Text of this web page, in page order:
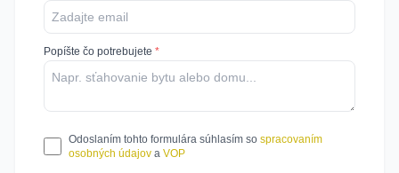
Popíšte čo potrebujete *
Odoslaním tohto formulára súhlasím so spracovaním
osobných údajov a VOP